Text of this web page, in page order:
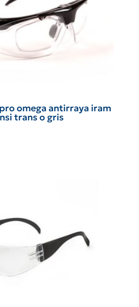
omega antirraya iram
trans o gris